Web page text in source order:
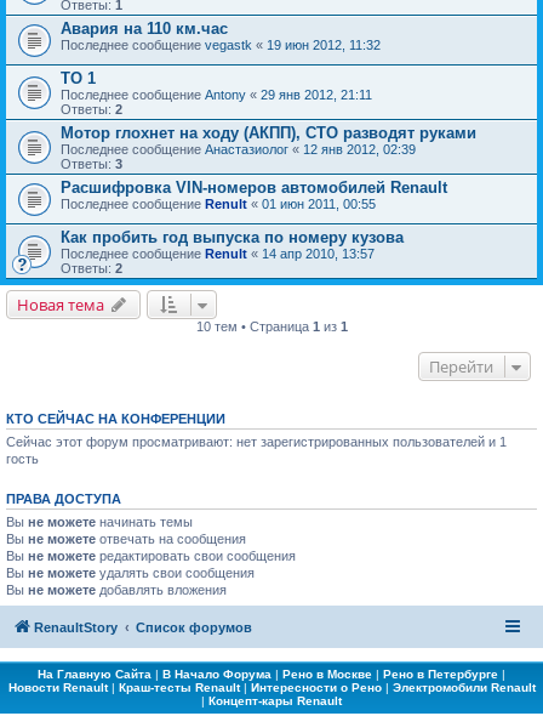
Ответы: 1
Авария на 110 км.час
Последнее сообщение vegastk « 19 июн 2012, 11:32
ТО 1
Последнее сообщение Antony « 29 янв 2012, 21:11
Ответы: 2
Мотор глохнет на ходу (АКПП), СТО разводят руками
Последнее сообщение Анастазиолог « 12 янв 2012, 02:39
Ответы: 3
Расшифровка VIN-номеров автомобилей Renault
Последнее сообщение Renult « 01 июн 2011, 00:55
Как пробить год выпуска по номеру кузова
Последнее сообщение Renult « 14 апр 2010, 13:57
Ответы: 2
Новая тема
10 тем • Страница 1 из 1
Перейти
КТО СЕЙЧАС НА КОНФЕРЕНЦИИ
Сейчас этот форум просматривают: нет зарегистрированных пользователей и 1
гость
ПРАВА ДОСТУПА
Вы не можете начинать темы
Вы не можете отвечать на сообщения
Вы не можете редактировать свои сообщения
Вы не можете удалять свои сообщения
Вы не можете добавлять вложения
RenaultStory Список форумов
На Главную Сайта | В Начало Форума | Рено в Москве | Рено в Петербурге |
Новости Renault| Краш-тесты Renault| Интересности о Рено| Электромобили Renault
| Концепт-кары Renault